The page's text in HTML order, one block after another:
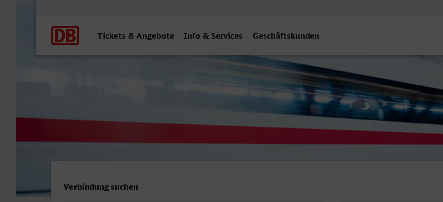
Tickets & Angebote Info & Services Geschäftskunden
Lörrach Hbf - Bonn Hbf (tief)
Verbindung suchen